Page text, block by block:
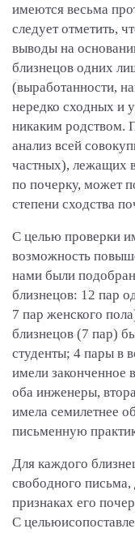
имеются весьма
следует отметить,
выводы на
близнецов одних
(выработанности,
нередко сходных и
никаким родством.
анализ всей
частных), лежащих
по почерку, может
степени сходства
С целью проверки
возможность
нами были
близнецов: 12 пар
7 пар женского
близнецов (7 пар)
студенты; 4 пары в
имели законченное
оба инженеры,
имела семилетнее
письменную
Для каждого
свободного
признаках его
С